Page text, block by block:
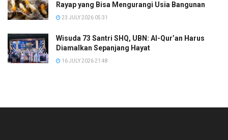
Rayap yang Bisa Mengurangi Usia Bangunan
23 JULY 2026 05:31
Wisuda 73 Santri SHQ, UBN: Al-Qur’an Harus
Diamalkan Sepanjang Hayat
16 JULY 2026 21:48